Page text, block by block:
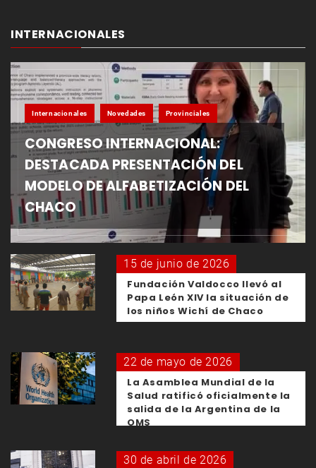
INTERNACIONALES
Internacionales Novedades Provinciales
CONGRESO INTERNACIONAL:
DESTACADA PRESENTACIÓN DEL
MODELO DE ALFABETIZACIÓN DEL
CHACO
15 de junio de 2026
Fundación Valdocco llevó al
Papa León XIV la situación de
los niños Wichí de Chaco
22 de mayo de 2026
La Asamblea Mundial de la
Salud ratificó oficialmente la
salida de la Argentina de la
OMS
30 de abril de 2026